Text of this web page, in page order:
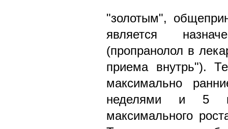
"золотым",
является
(пропранолол в
приема внутрь").
максимально
неделями и 5
максимального